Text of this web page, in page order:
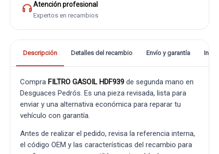
Atención profesional
Expertos en recambios
Descripción Detalles del recambio Envío y garantía
Compra FILTRO GASOIL HDF939 de segunda mano en
Desguaces Pedrós. Es una pieza revisada, lista para
enviar y una alternativa económica para reparar tu
vehículo con garantía.
Antes de realizar el pedido, revisa la referencia interna,
el código OEM y las características del recambio para